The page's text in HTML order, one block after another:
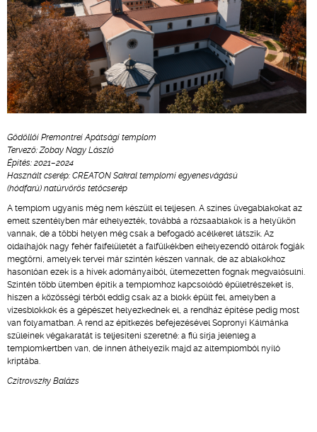
Gödöllői Premontrei Apátsági templom
Tervező: Zobay Nagy László
Építés: 2021–2024
Használt cserép: CREATON Sakral templomi egyenesvágású
(hódfarú) natúrvörös tetőcserép
A templom ugyanis még nem készült el teljesen. A színes üvegablakokat az
emelt szentélyben már elhelyezték, továbbá a rózsaablakok is a helyükön
vannak, de a többi helyen még csak a befogadó acélkeret látszik. Az
oldalhajók nagy fehér falfelületét a falfülkékben elhelyezendő oltárok fogják
megtörni, amelyek tervei már szintén készen vannak, de az ablakokhoz
hasonlóan ezek is a hívek adományaiból, ütemezetten fognak megvalósulni.
Szintén több ütemben építik a templomhoz kapcsolódó épületrészeket is,
hiszen a közösségi térből eddig csak az a blokk épült fel, amelyben a
vizesblokkok és a gépészet helyezkednek el, a rendház építése pedig most
van folyamatban. A rend az építkezés befejezésével Sopronyi Kálmánka
szüleinek végakaratát is teljesíteni szeretné: a fiú sírja jelenleg a
templomkertben van, de innen áthelyezik majd az altemplomból nyíló
kriptába.
Czitrovszky Balázs